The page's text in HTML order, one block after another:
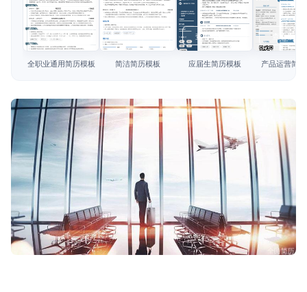
简历模板
简历教程
查看模板
全职业通用简历模板
查看模板
简洁简历模板
查看模板
应届生简历模板
查看模板
产品运营简